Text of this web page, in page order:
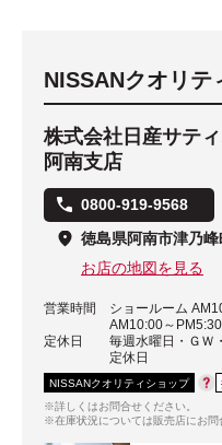
NISSANクオリテ
株式会社日産サテ
阿南支店
0800-919-9568
徳島県阿南市津乃
お店の地図を見る
営業時間
ショールーム
AM10:00～PM5:30
定休日
毎週水曜日・ＧＷ
定休日
NISSANクオリティショップ
※詳しくはお問合せください。
※在庫状況については販売店にお問